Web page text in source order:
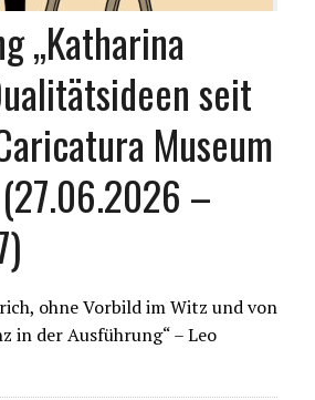
„Katharina
seit
Museum
–
ohne Vorbild im Witz und von
in der Ausführung“ – Leo